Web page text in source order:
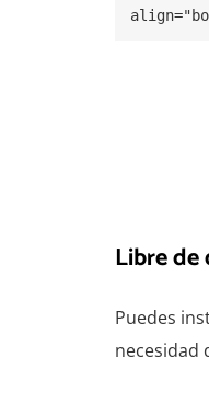
Libre de
Puedes
necesidad